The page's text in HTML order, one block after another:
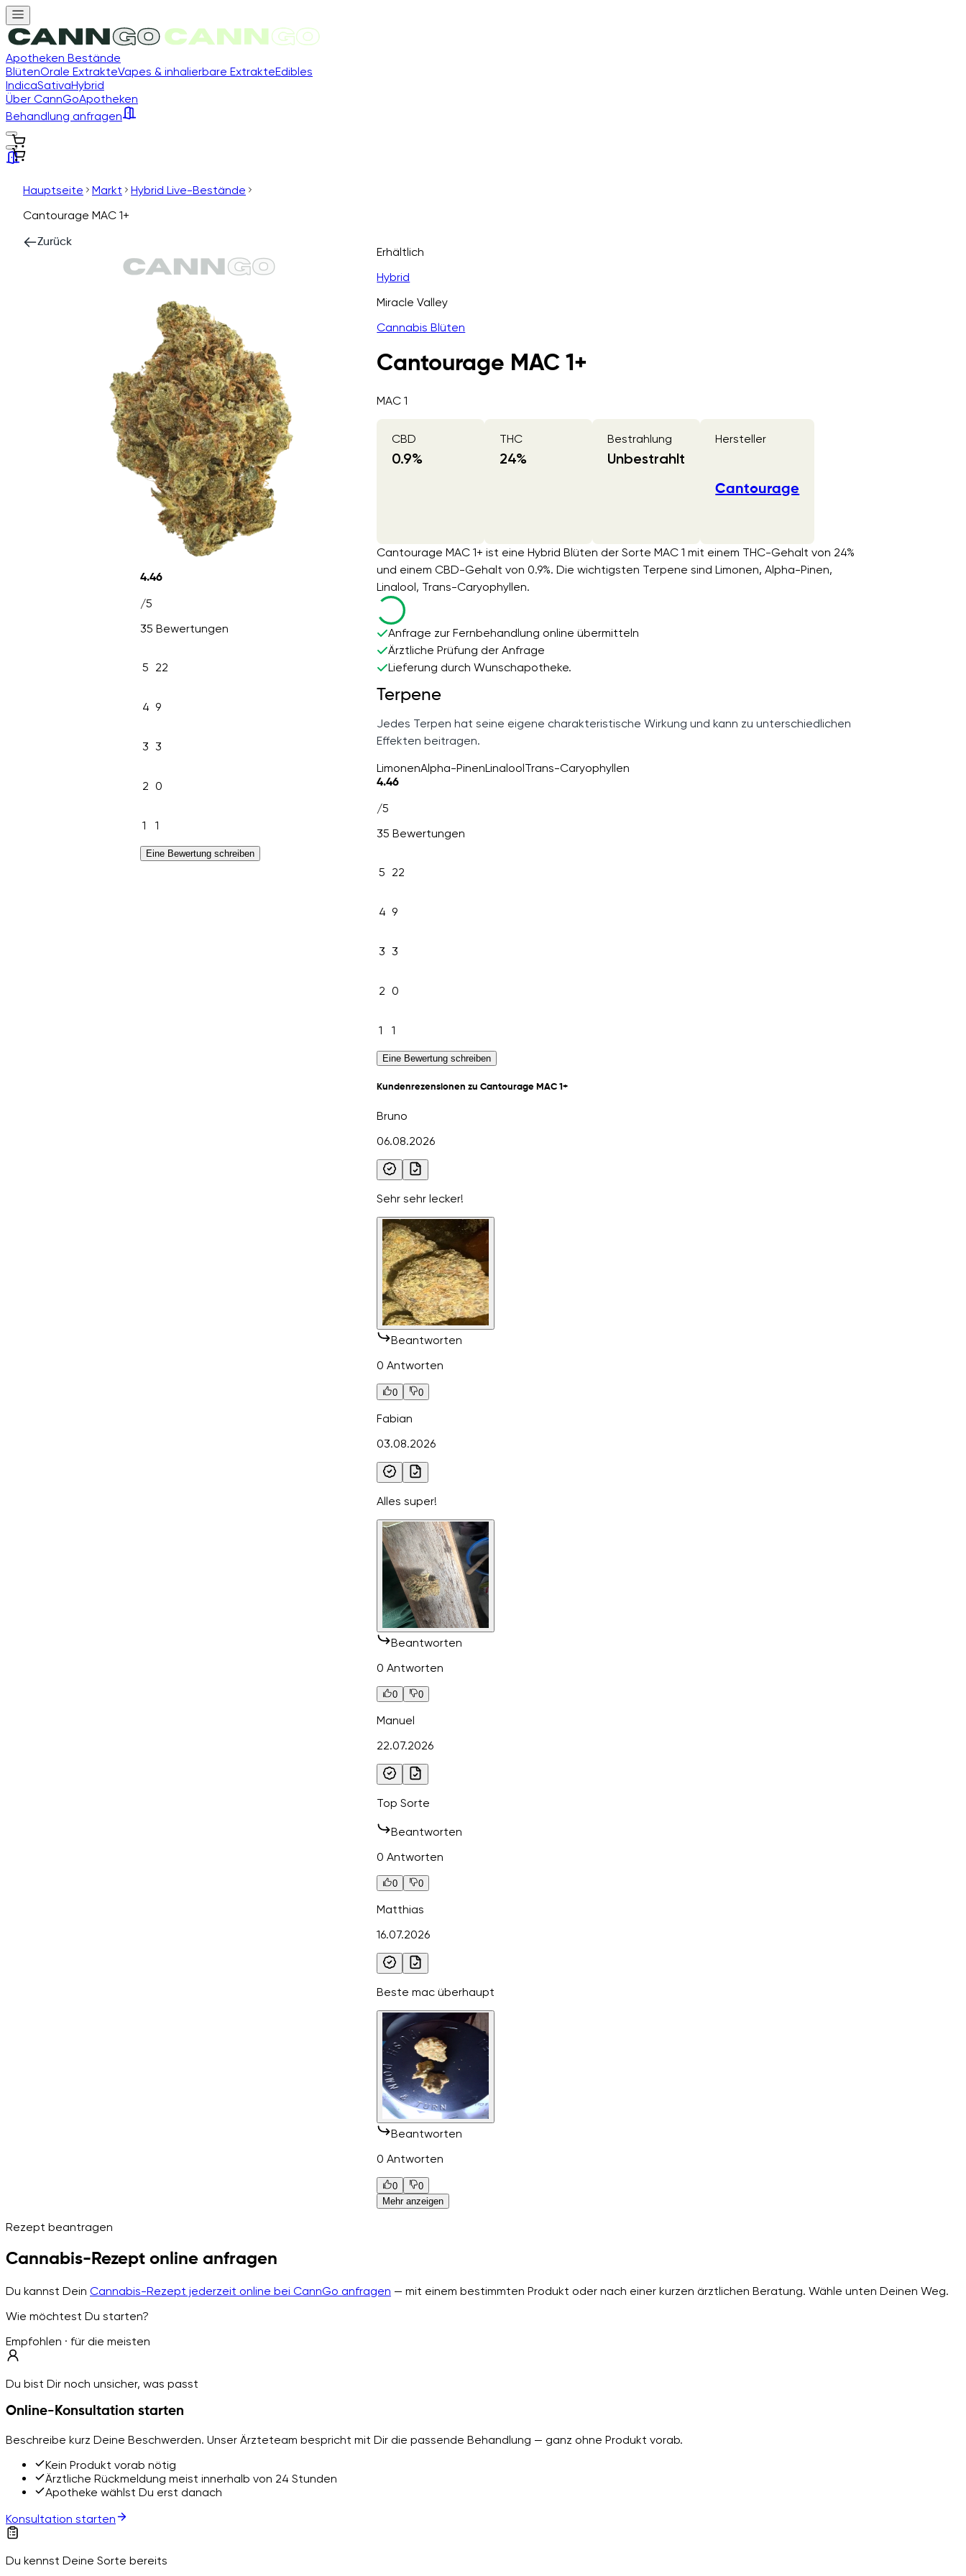
Apotheken Bestände
BlütenOrale ExtrakteVapes & inhalierbare ExtrakteEdibles
IndicaSativaHybrid
Über CannGoApotheken
Behandlung anfragen
Hauptseite Markt
Hybrid Live-Bestände
Cantourage MAC 1+
Zurück
4.46
/5
35 Bewertungen
5 22
4 9
3 3
2 0
1 1
Eine Bewertung schreiben
Erhältlich
Hybrid
Miracle Valley
Cannabis Blüten
Cantourage MAC 1+
MAC 1
CBD
0.9%
THC
24%
Bestrahlung
Unbestrahlt
Hersteller
Cantourage
Cantourage MAC 1+ ist eine Hybrid Blüten der Sorte MAC 1 mit einem THC-Gehalt von 24%
und einem CBD-Gehalt von 0.9%. Die wichtigsten Terpene sind Limonen, Alpha-Pinen,
Linalool, Trans-Caryophyllen.
Anfrage zur Fernbehandlung online übermitteln
Ärztliche Prüfung der Anfrage
Lieferung durch Wunschapotheke.
Terpene
Jedes Terpen hat seine eigene charakteristische Wirkung und kann zu unterschiedlichen
Effekten beitragen.
LimonenAlpha-PinenLinaloolTrans-Caryophyllen
4.46
/5
35 Bewertungen
5 22
4 9
3 3
2 0
1 1
Eine Bewertung schreiben
Kundenrezensionen zu Cantourage MAC 1+
Bruno
06.08.2026
Sehr sehr lecker!
Beantworten
0 Antworten
0 0
Fabian
03.08.2026
Alles super!
Beantworten
0 Antworten
0 0
Manuel
22.07.2026
Top Sorte
Beantworten
0 Antworten
0 0
Matthias
16.07.2026
Beste mac überhaupt
Beantworten
0 Antworten
0
0
Mehr anzeigen
Rezept beantragen
Cannabis-Rezept online anfragen
Du kannst Dein Cannabis-Rezept jederzeit online bei CannGo anfragen — mit einem bestimmten Produkt oder nach einer kurzen ärztlichen Beratung. Wähle unten Deinen Weg.
Wie möchtest Du starten?
Empfohlen · für die meisten
Du bist Dir noch unsicher, was passt
Online-Konsultation starten
Beschreibe kurz Deine Beschwerden. Unser Ärzteteam bespricht mit Dir die passende Behandlung — ganz ohne Produkt vorab.
Kein Produkt vorab nötig
Ärztliche Rückmeldung meist innerhalb von 24 Stunden
Apotheke wählst Du erst danach
Konsultation starten
Du kennst Deine Sorte bereits